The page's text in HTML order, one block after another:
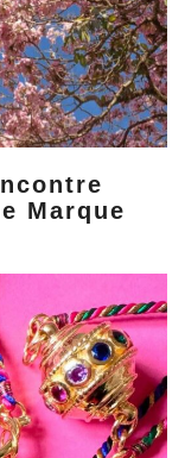
Marque